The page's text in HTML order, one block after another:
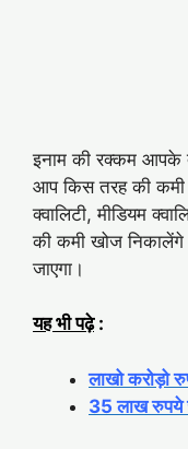
इनाम की रक्कम आपके
आप किस तरह की कमी
क्वालिटी, मीडियम
की कमी खोज निकालेंगे
जाएगा।
यह भी पढ़े:
लाखो करोड़ो
35 लाख रुपये